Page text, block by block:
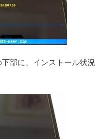
部に、インストール状況